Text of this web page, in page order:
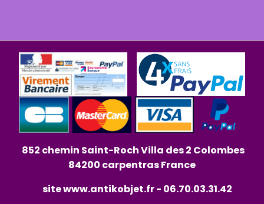
852 chemin Saint-Roch Villa des 2 Colombes
84200 carpentras France
sitewww.antikobjet.fr- 06.70.03.31.42